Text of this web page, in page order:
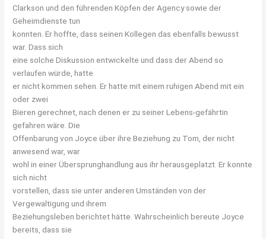
Clarkson und den führenden Köpfen der Agency sowie der
Geheimdienste tun
konnten. Er hoffte, dass seinen Kollegen das ebenfalls bewusst
war. Dass sich
eine solche Diskussion entwickelte und dass der Abend so
verlaufen würde, hatte
er nicht kommen sehen. Er hatte mit einem ruhigen Abend mit ein
oder zwei
Bieren gerechnet, nach denen er zu seiner Lebens-gefährtin
gefahren wäre. Die
Offenbarung von Joyce über ihre Beziehung zu Tom, der nicht
anwesend war, war
wohl in einer Übersprunghandlung aus ihr herausgeplatzt. Er konnte
sich nicht
vorstellen, dass sie unter anderen Umständen von der
Vergewaltigung und ihrem
Beziehungsleben berichtet hätte. Wahrscheinlich bereute Joyce
bereits, dass sie